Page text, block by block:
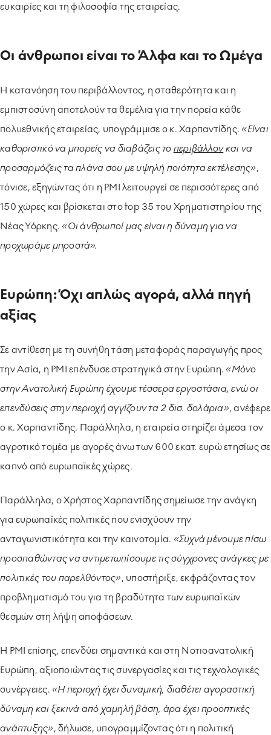
ευκαιρίες και τη φιλοσοφία της εταιρείας.
Οι άνθρωποι είναι το Άλφα και το Ωμέγα
Η κατανόηση του περιβάλλοντος, η σταθερότητα και η
εμπιστοσύνη αποτελούν τα θεμέλια για την πορεία κάθε
πολυεθνικής εταιρείας, υπογράμμισε ο κ. Χαρπαντίδης. «Είναι
καθοριστικό να μπορείς να διαβάζεις το περιβάλλονκαι να
προσαρμόζεις τα πλάνα σου με υψηλή ποιότητα εκτέλεσης»,
τόνισε, εξηγώντας ότι η PMI λειτουργεί σε περισσότερες από
150 χώρες και βρίσκεται στο top 35 του Χρηματιστηρίου της
Νέας Υόρκης. «Οι άνθρωποί μας είναι η δύναμη για να
προχωράμε μπροστά».
Ευρώπη: Όχι απλώς αγορά, αλλά πηγή
αξίας
Σε αντίθεση με τη συνήθη τάση μεταφοράς παραγωγής προς
την Ασία, η PMI επένδυσε στρατηγικά στην Ευρώπη. «Μόνο
στην Ανατολική Ευρώπη έχουμε τέσσερα εργοστάσια, ενώ οι
επενδύσεις στην περιοχή αγγίζουν τα 2 δισ. δολάρια», ανέφερε
ο κ. Χαρπαντίδης. Παράλληλα, η εταιρεία στηρίζει άμεσα τον
αγροτικό τομέα με αγορές άνω των 600 εκατ. ευρώ ετησίως σε
καπνό από ευρωπαϊκές χώρες.
Παράλληλα, ο Χρήστος Χαρπαντίδης σημείωσε την ανάγκη
για ευρωπαϊκές πολιτικές που ενισχύουν την
ανταγωνιστικότητα και την καινοτομία. «Συχνά μένουμε πίσω
προσπαθώντας να αντιμετωπίσουμε τις σύγχρονες ανάγκες με
πολιτικές του παρελθόντος», υποστήριξε, εκφράζοντας τον
προβληματισμό του για τη βραδύτητα των ευρωπαϊκών
θεσμών στη λήψη αποφάσεων.
Η PMI επίσης, επενδύει σημαντικά και στη Νοτιοανατολική
Ευρώπη, αξιοποιώντας τις συνεργασίες και τις τεχνολογικές
συνέργειες. «Η περιοχή έχει δυναμική, διαθέτει αγοραστική
δύναμη και ξεκινά από χαμηλή βάση, άρα έχει προοπτικές
ανάπτυξης», δήλωσε, υπογραμμίζοντας ότι η πολιτική